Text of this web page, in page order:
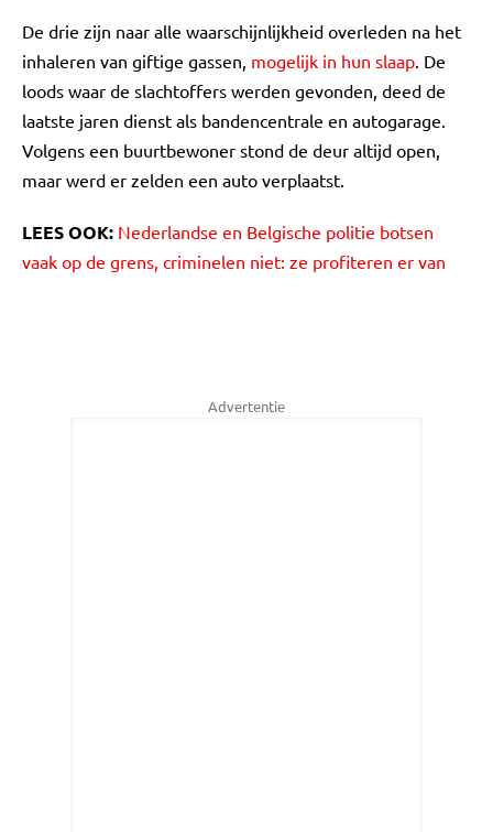
De drie zijn naar alle waarschijnlijkheid overleden na het
inhaleren van giftige gassen, mogelijk in hun slaap. De
loods waar de slachtoffers werden gevonden, deed de
laatste jaren dienst als bandencentrale en autogarage.
Volgens een buurtbewoner stond de deur altijd open,
maar werd er zelden een auto verplaatst.
LEES OOK: Nederlandse en Belgische politie botsen
vaak op de grens, criminelen niet: ze profiteren er van
Advertentie